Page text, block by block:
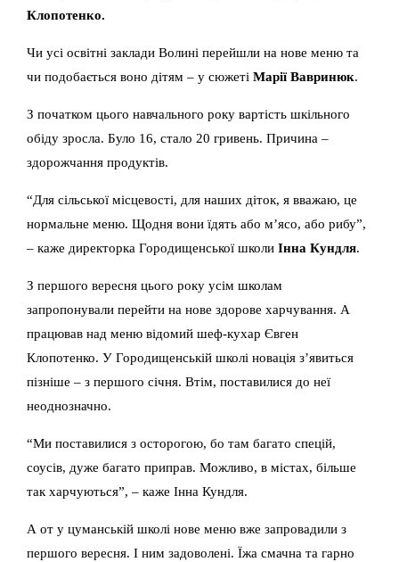
Клопотенко.
Чи усі освітні заклади Волині перейшли на нове меню та
чи подобається воно дітям – у сюжеті Марії Вавринюк.
З початком цього навчального року вартість шкільного
обіду зросла. Було 16, стало 20 гривень. Причина –
здорожчання продуктів.
“Для сільської місцевості, для наших діток, я вважаю, це
нормальне меню. Щодня вони їдять або м’ясо, або рибу”,
– каже директорка Городищенської школи Інна Кундля.
З першого вересня цього року усім школам
запропонували перейти на нове здорове харчування. А
працював над меню відомий шеф-кухар Євген
Клопотенко. У Городищенській школі новація з’явиться
пізніше – з першого січня. Втім, поставилися до неї
неоднозначно.
“Ми поставилися з осторогою, бо там багато спецій,
соусів, дуже багато приправ. Можливо, в містах, більше
так харчуються”, – каже Інна Кундля.
А от у цуманській школі нове меню вже запровадили з
першого вересня. І ним задоволені. Їжа смачна та гарно